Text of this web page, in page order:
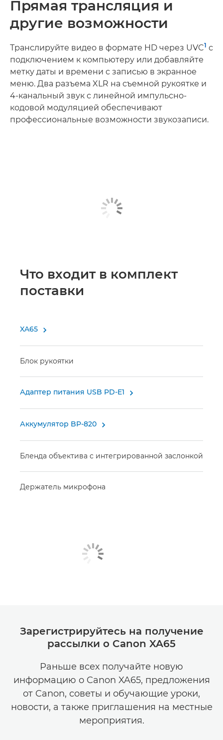
Прямая трансляция и
другие возможности
Транслируйте видео в формате HD через UVC1 с
подключением к компьютеру или добавляйте
метку даты и времени с записью в экранное
меню. Два разъема XLR на съемной рукоятке и
4-канальный звук с линейной импульсно-
кодовой модуляцией обеспечивают
профессиональные возможности звукозаписи.
Что входит в комплект
поставки
XA65 
Блок рукоятки
Адаптер питания USB PD-E1 
Аккумулятор BP-820 
Бленда объектива с интегрированной заслонкой
Держатель микрофона
Зарегистрируйтесь на получение
рассылки о Canon XA65
Раньше всех получайте новую
информацию о Canon XA65, предложения
от Canon, советы и обучающие уроки,
новости, а также приглашения на местные
мероприятия.